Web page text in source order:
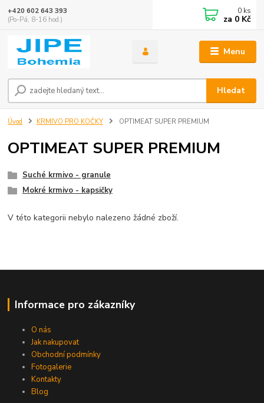
Menu
Hledat
+420 602 643 393
(Po-Pá, 8-16 hod.)
0 ks
za 0 Kč
Úvod KRMIVO PRO KOČKY OPTIMEAT SUPER PREMIUM
OPTIMEAT SUPER PREMIUM
Suché krmivo - granule
Mokré krmivo - kapsičky
V této kategorii nebylo nalezeno žádné zboží.
Informace pro zákazníky
O nás
Jak nakupovat
Obchodní podmínky
Fotogalerie
Kontakty
Blog